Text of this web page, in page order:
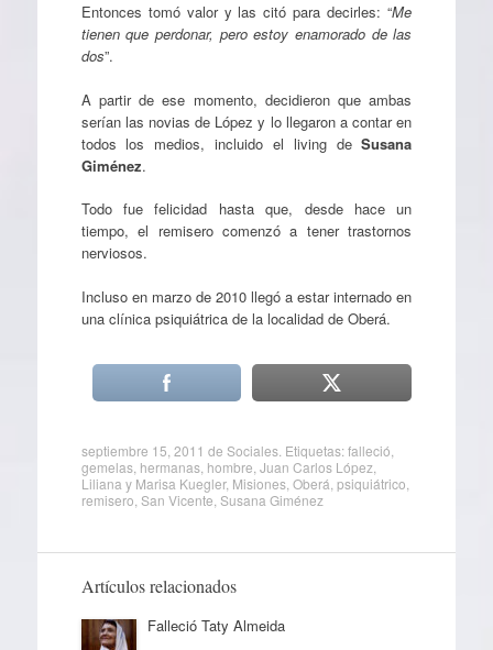
Entonces tomó valor y las citó para decirles: “Me
tienen que perdonar, pero estoy enamorado de las
dos”.
A partir de ese momento, decidieron que ambas
serían las novias de López y lo llegaron a contar en
todos los medios, incluido el living deSusana
Giménez.
Todo fue felicidad hasta que, desde hace un
tiempo, el remisero comenzó a tener trastornos
nerviosos.
Incluso en marzo de 2010 llegó a estar internado en
una clínica psiquiátrica de la localidad de Oberá.
septiembre 15, 2011 de Sociales. Etiquetas:falleció
gemelas, hermanas, hombre Juan Carlos López,
Liliana y Marisa Kuegler, Misiones, Oberá psiquiátrico
remisero San Vicente Susana Giménez
Artículos relacionados
Falleció Taty Almeida